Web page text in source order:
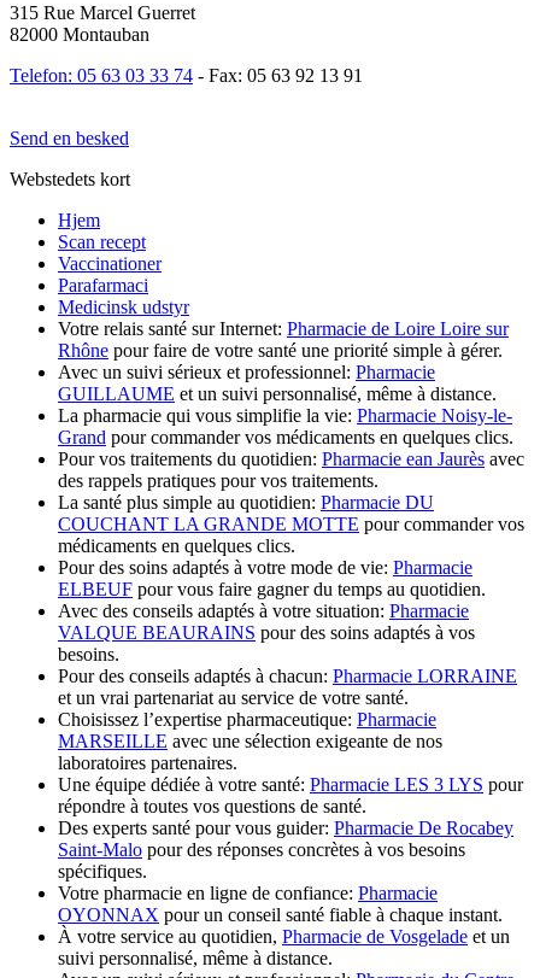
315 Rue Marcel Guerret
82000 Montauban
Telefon: 05 63 03 33 74 - Fax: 05 63 92 13 91
Send en besked
Webstedets kort
Hjem
Scan recept
Vaccinationer
Parafarmaci
Medicinsk udstyr
Votre relais santé sur Internet: Pharmacie de Loire Loire sur
Rhône pour faire de votre santé une priorité simple à gérer.
Avec un suivi sérieux et professionnel: Pharmacie
GUILLAUME et un suivi personnalisé, même à distance.
La pharmacie qui vous simplifie la vie: Pharmacie Noisy-le-
Grand pour commander vos médicaments en quelques clics.
Pour vos traitements du quotidien: Pharmacie ean Jaurès avec
des rappels pratiques pour vos traitements.
La santé plus simple au quotidien: Pharmacie DU
COUCHANT LA GRANDE MOTTE pour commander vos
médicaments en quelques clics.
Pour des soins adaptés à votre mode de vie: Pharmacie
ELBEUF pour vous faire gagner du temps au quotidien.
Avec des conseils adaptés à votre situation: Pharmacie
VALQUE BEAURAINS pour des soins adaptés à vos
besoins.
Pour des conseils adaptés à chacun: Pharmacie LORRAINE
et un vrai partenariat au service de votre santé.
Choisissez l’expertise pharmaceutique: Pharmacie
MARSEILLE avec une sélection exigeante de nos
laboratoires partenaires.
Une équipe dédiée à votre santé: Pharmacie LES 3 LYS pour
répondre à toutes vos questions de santé.
Des experts santé pour vous guider: Pharmacie De Rocabey
Saint-Malo pour des réponses concrètes à vos besoins
spécifiques.
Votre pharmacie en ligne de confiance: Pharmacie
OYONNAX pour un conseil santé fiable à chaque instant.
À votre service au quotidien, Pharmacie de Vosgelade et un
suivi personnalisé, même à distance.